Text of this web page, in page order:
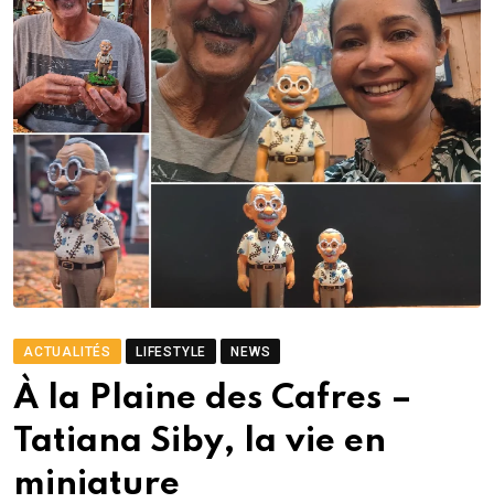
ACTUALITÉS LIFESTYLE NEWS
À la Plaine des Cafres –
Tatiana Siby, la vie en
miniature